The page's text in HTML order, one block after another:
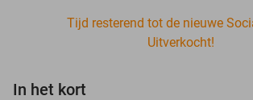
Tijd resterend tot de nieuwe
Uitverkocht!
In het kort